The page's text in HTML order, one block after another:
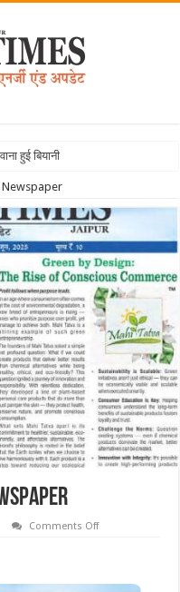
हुई बियानी ग्रुप ऑफ कॉलेजेज की
Newspaper
Comments Offon
Newspaper